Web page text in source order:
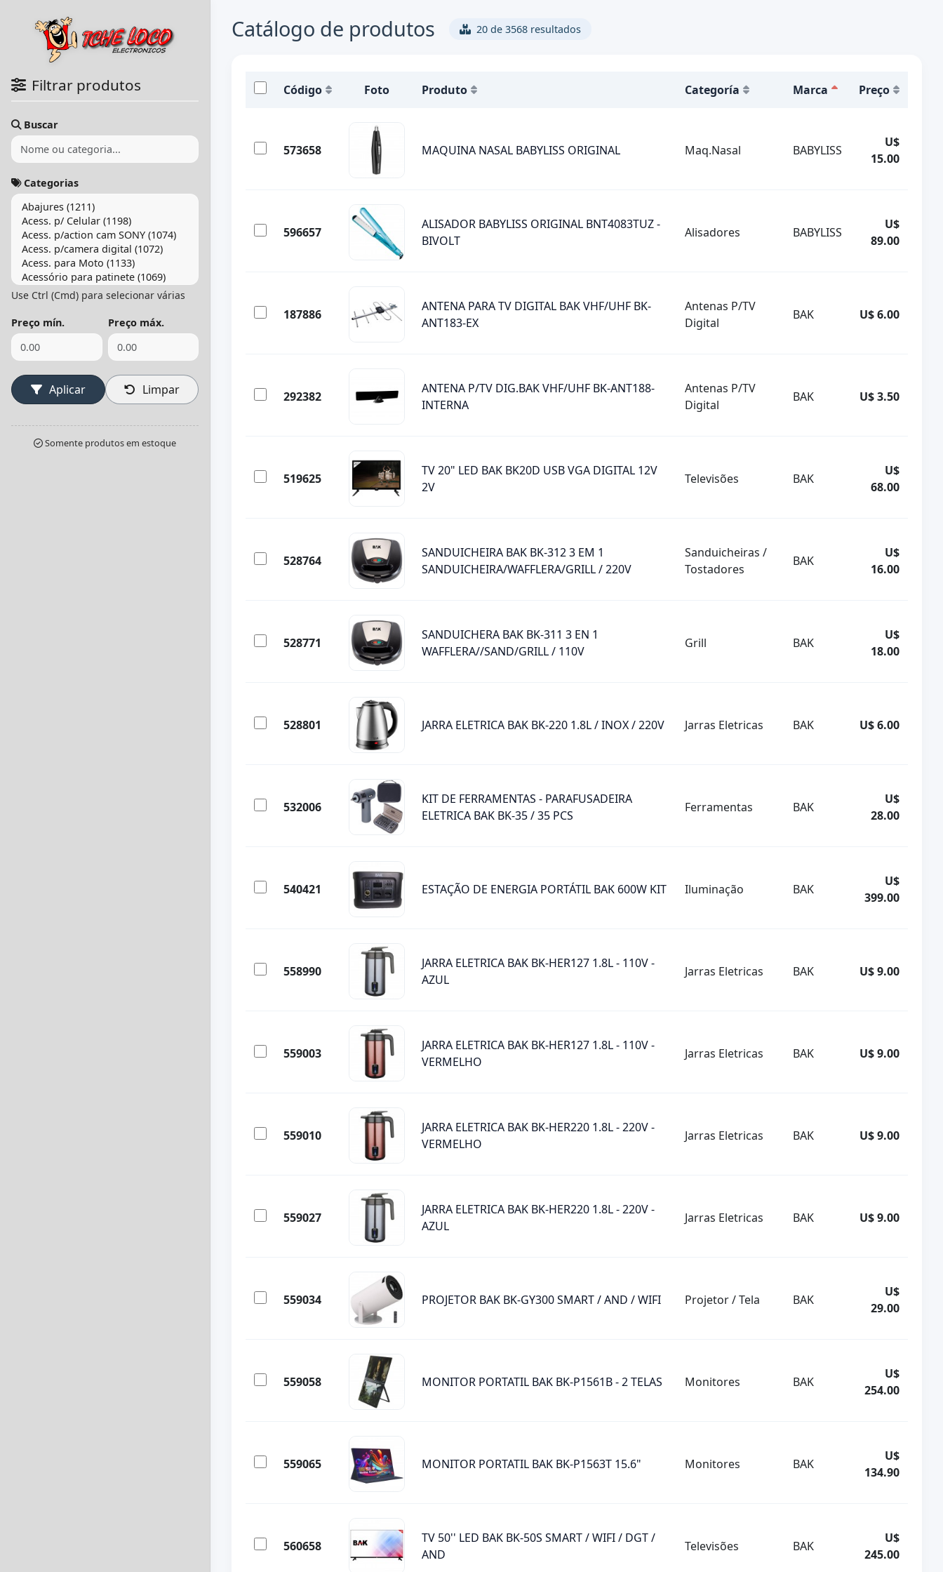
Filtrar produtos
Buscar
Categorias
Use Ctrl (Cmd) para selecionar várias
Preço mín. Preço máx.
Aplicar Limpar
Somente produtos em estoque
Catálogo de produtos 20 de 3568 resultados
Código Foto Produto Categoría Marca Preço
573658 MAQUINA NASAL BABYLISS ORIGINAL Maq.Nasal BABYLISS
U$
15.00
596657
ALISADOR BABYLISS ORIGINAL BNT4083TUZ -
BIVOLT
Alisadores BABYLISS
U$
89.00
187886
ANTENA PARA TV DIGITAL BAK VHF/UHF BK-
ANT183-EX
Antenas P/TV
Digital
BAK U$ 6.00
292382
ANTENA P/TV DIG.BAK VHF/UHF BK-ANT188-
INTERNA
Antenas P/TV
Digital
BAK U$ 3.50
519625
TV 20" LED BAK BK20D USB VGA DIGITAL 12V
2V
Televisões BAK
U$
68.00
528764
SANDUICHEIRA BAK BK-312 3 EM 1
SANDUICHEIRA/WAFFLERA/GRILL / 220V
Sanduicheiras /
Tostadores
BAK
U$
16.00
528771
SANDUICHERA BAK BK-311 3 EN 1
WAFFLERA//SAND/GRILL / 110V
Grill BAK
U$
18.00
528801 JARRA ELETRICA BAK BK-220 1.8L / INOX / 220V Jarras Eletricas BAK U$ 6.00
532006
KIT DE FERRAMENTAS - PARAFUSADEIRA
ELETRICA BAK BK-35 / 35 PCS
Ferramentas BAK
U$
28.00
540421 ESTAÇÃO DE ENERGIA PORTÁTIL BAK 600W KIT Iluminação BAK
U$
399.00
558990
JARRA ELETRICA BAK BK-HER127 1.8L - 110V -
AZUL
Jarras Eletricas BAK U$ 9.00
559003
JARRA ELETRICA BAK BK-HER127 1.8L - 110V -
VERMELHO
Jarras Eletricas BAK U$ 9.00
559010
JARRA ELETRICA BAK BK-HER220 1.8L - 220V -
VERMELHO
Jarras Eletricas BAK U$ 9.00
559027
JARRA ELETRICA BAK BK-HER220 1.8L - 220V -
AZUL
Jarras Eletricas BAK U$ 9.00
559034 PROJETOR BAK BK-GY300 SMART / AND / WIFI Projetor / Tela BAK
U$
29.00
559058 MONITOR PORTATIL BAK BK-P1561B - 2 TELAS Monitores BAK
U$
254.00
559065 MONITOR PORTATIL BAK BK-P1563T 15.6" Monitores BAK
U$
134.90
560658
TV 50'' LED BAK BK-50S SMART / WIFI / DGT /
AND
Televisões BAK
U$
245.00